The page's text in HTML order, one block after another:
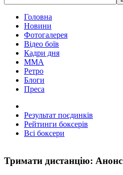
Головна
Новини
Фотогалерея
Відео боїв
Кадри дня
ММА
Ретро
Блоги
Преса
Результат поєдинків
Рейтинги боксерів
Всі боксери
Тримати дистанцію: